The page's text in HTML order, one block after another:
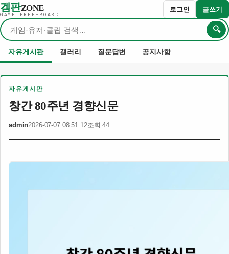
겜판ZONE
GAME FREE-BOARD
검색어
🔍
로그인 글쓰기
자유게시판 갤러리 질문답변 공지사항
자유게시판
창간 80주년 경향신문
admin2026-07-07 08:51:12조회 44